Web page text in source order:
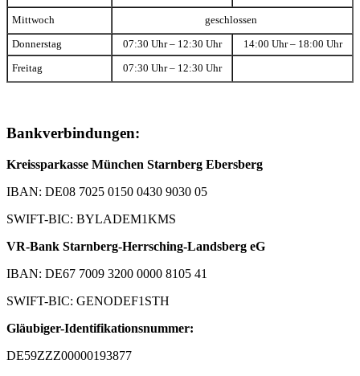
Mittwoch geschlossen
Donnerstag 07:30 Uhr – 12:30 Uhr 14:00 Uhr – 18:00 Uhr
Freitag 07:30 Uhr – 12:30 Uhr
Bankverbindungen:
Kreissparkasse München Starnberg Ebersberg
IBAN: DE08 7025 0150 0430 9030 05
SWIFT-BIC: BYLADEM1KMS
VR-Bank Starnberg-Herrsching-Landsberg eG
IBAN: DE67 7009 3200 0000 8105 41
SWIFT-BIC: GENODEF1STH
Gläubiger-Identifikationsnummer:
DE59ZZZ00000193877